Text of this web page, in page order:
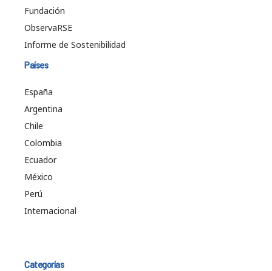
Fundación
ObservaRSE
Informe de Sostenibilidad
Países
España
Argentina
Chile
Colombia
Ecuador
México
Perú
Internacional
Categorías